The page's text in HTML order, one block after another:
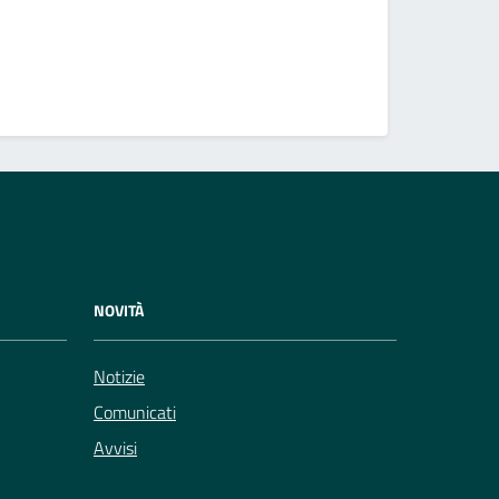
NOVITÀ
Notizie
Comunicati
Avvisi